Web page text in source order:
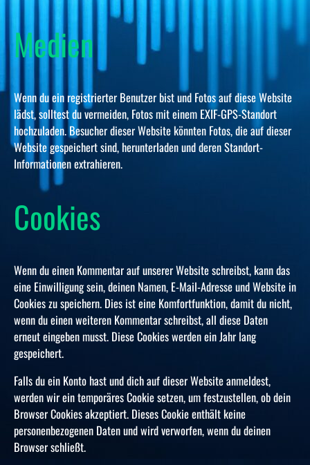
Medien
Wenn du ein registrierter Benutzer bist und Fotos auf diese Website
lädst, solltest du vermeiden, Fotos mit einem EXIF-GPS-Standort
hochzuladen. Besucher dieser Website könnten Fotos, die auf dieser
Website gespeichert sind, herunterladen und deren Standort-
Informationen extrahieren.
Cookies
Wenn du einen Kommentar auf unserer Website schreibst, kann das
eine Einwilligung sein, deinen Namen, E-Mail-Adresse und Website in
Cookies zu speichern. Dies ist eine Komfortfunktion, damit du nicht,
wenn du einen weiteren Kommentar schreibst, all diese Daten
erneut eingeben musst. Diese Cookies werden ein Jahr lang
gespeichert.
Falls du ein Konto hast und dich auf dieser Website anmeldest,
werden wir ein temporäres Cookie setzen, um festzustellen, ob dein
Browser Cookies akzeptiert. Dieses Cookie enthält keine
personenbezogenen Daten und wird verworfen, wenn du deinen
Browser schließt.